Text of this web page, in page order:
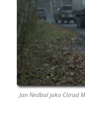
Jan Nedbal jako Ctirad